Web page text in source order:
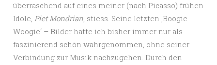
überraschend auf eines meiner (nach Picasso) frühen
Idole, Piet Mondrian, stiess. Seine letzten ‚Boogie-
Woogie‘ – Bilder hatte ich bisher immer nur als
faszinierend schön wahrgenommen, ohne seiner
Verbindung zur Musik nachzugehen. Durch den